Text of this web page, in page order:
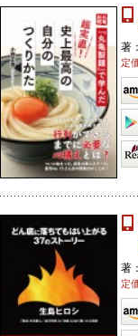
著
定
著
定